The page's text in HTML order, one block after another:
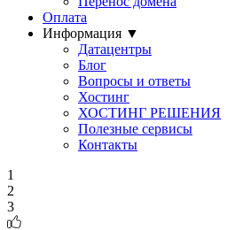
Оплата
Информация ▼
Датацентры
Блог
Вопросы и ответы
Хостинг
ХОСТИНГ РЕШЕНИЯ
Полезные сервисы
Контакты
1
2
3